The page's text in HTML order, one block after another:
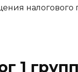
налогового
1